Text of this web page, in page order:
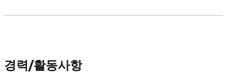
경력/활동사항